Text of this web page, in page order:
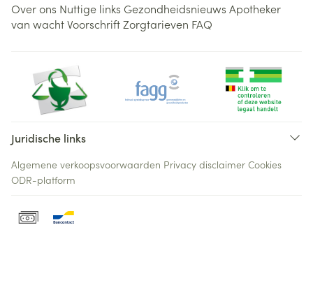
Over ons Nuttige links Gezondheidsnieuws Apotheker
van wachtVoorschriftZorgtarieven FAQ
Juridische links
Algemene verkoopsvoorwaarden Privacy disclaimer Cookies
ODR-platform